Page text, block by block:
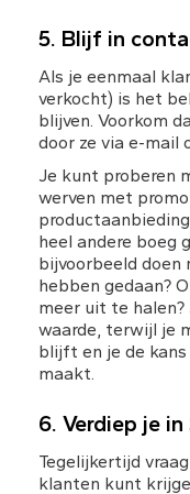
5. Blijf in
Als je eenmaal
verkocht) is het
blijven. Voorkom
door ze via e-mail
Je kunt proberen
werven met
heel andere boeg
bijvoorbeeld doen
hebben gedaan?
meer uit te
waarde, terwijl je
blijft en je de
maakt.
6. Verdiep je in
Tegelijkertijd
klanten kunt